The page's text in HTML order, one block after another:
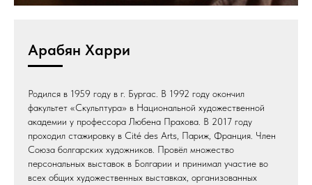
Арабян Харри
Родился в 1959 году в г. Бургас. В 1992 году окончил
факультет «Скульптура» в Национальной художественной
академии у профессора Любена Прахова. В 2017 году
проходил стажировку в Cité des Arts, Париж, Франция. Член
Союза болгарских художников. Провёл множество
персональных выставок в Болгарии и принимал участие во
всех общих художественных выставках, организованных